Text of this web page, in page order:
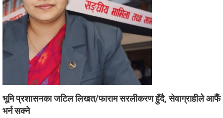
भूमि प्रशासनका जटिल लिखत/फाराम सरलीकरण हुँदै, सेवाग्राहीले आफैँ
भर्न सक्ने